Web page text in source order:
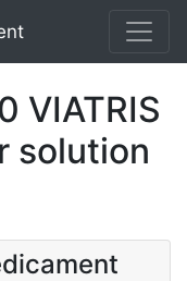
VIATRIS
solution